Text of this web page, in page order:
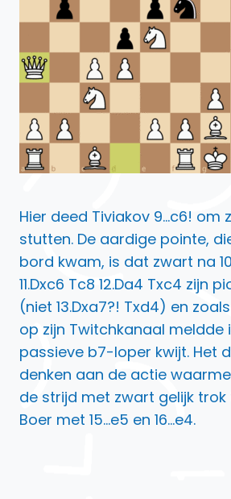
Hier deed Tiviakov 9…c6! om
stutten. De aardige pointe,
bord kwam, is dat zwart na
11.Dxc6 Tc8 12.Da4 Txc4 zijn
(niet 13.Dxa7?! Txd4) en
op zijn Twitchkanaal meldde
passieve b7-loper kwijt. Het
denken aan de actie
de strijd met zwart gelijk trok
Boer met 15…e5 en 16…e4.